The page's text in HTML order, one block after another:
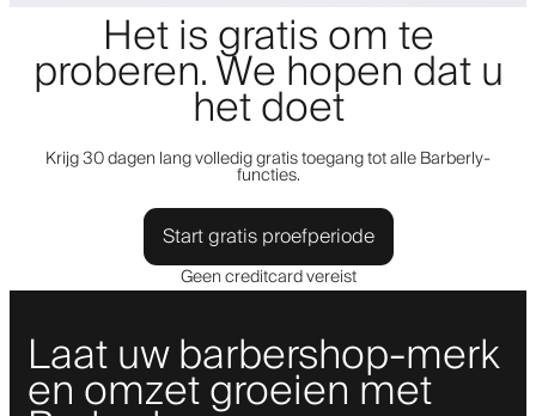
Het is gratis om te
proberen. We hopen dat u
het doet
Krijg 30 dagen lang volledig gratis toegang tot alle Barberly-
functies.
Start gratis proefperiode
Geen creditcard vereist
Laat uw barbershop-merk
en omzet groeien met